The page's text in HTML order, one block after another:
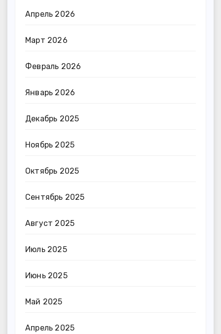
Апрель 2026
Март 2026
Февраль 2026
Январь 2026
Декабрь 2025
Ноябрь 2025
Октябрь 2025
Сентябрь 2025
Август 2025
Июль 2025
Июнь 2025
Май 2025
Апрель 2025